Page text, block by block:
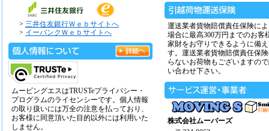
> 三井住友銀行Ｗｅｂサイトへ
> イーバンクＷｅｂサイトへ
ムービングエスはTRUSTeプライバシー・
プログラムのライセンシーです。個人情報
の取り扱いには万全の注意を払っており、
お客様に同意頂いた目的以外には利用いた
しません。
運送業者貨物賠償責任保険に
場合に最高300万円までのお客
家財をお守りできるように備
す。運送業者貨物賠償責任保
らないお荷物もございますの
い合わせ下さい。
株式会社ムーバーズ